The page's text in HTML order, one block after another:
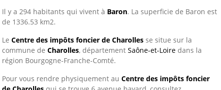
Il y a 294 habitants qui vivent à Baron. La superficie de Baron est
de 1336.53 km2.
Le Centre des impôts foncier de Charolles se situe sur la
commune de Charolles, département Saône-et-Loire dans la
région Bourgogne-Franche-Comté.
Pour vous rendre physiquement au Centre des impôts foncier